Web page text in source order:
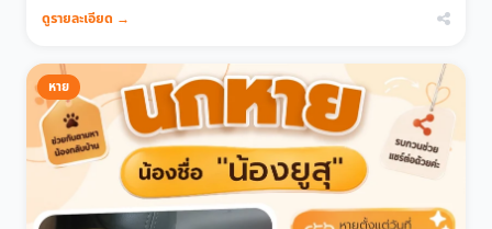
ดูรายละเอียด →
หาย